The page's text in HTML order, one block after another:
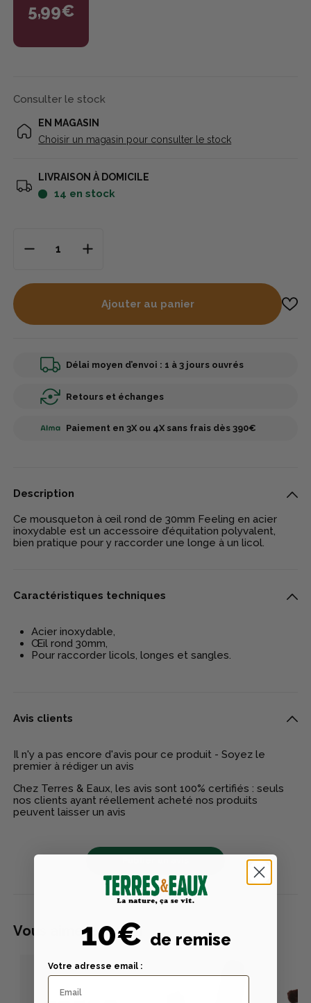
5,99€
Consulter le stock
EN MAGASIN
Choisir un magasin pour consulter le stock
LIVRAISON À DOMICILE
14 en stock
Ajouter au panier
Délai moyen d’envoi : 1 à 3 jours ouvrés
Retours et échanges
Paiement en 3X ou 4X sans frais dès 390€
Description
Ce mousqueton à œil rond de 30mm Feeling en acier
inoxydable est un accessoire d’équitation polyvalent,
bien pratique pour y raccorder une longe à un licol.
Caractéristiques techniques
Acier inoxydable,
Œil rond 30mm,
Pour raccorder licols, longes et sangles.
Avis clients
Il n'y a pas encore d'avis pour ce produit - Soyez le
premier à rédiger un avis
Chez Terres & Eaux, les avis sont 100% certifiés : seuls
nos clients ayant réellement acheté nos produits
peuvent laisser un avis
Vous aimerez aussi
10€ de remise
Votre adresse email :